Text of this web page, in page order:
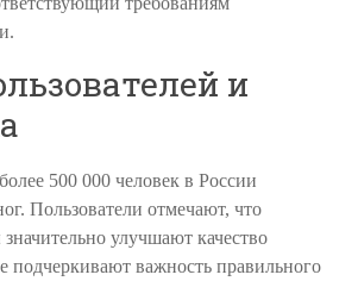
и
500 000 человек в России
Пользователи отмечают, что
улучшают качество
подчеркивают важность правильного